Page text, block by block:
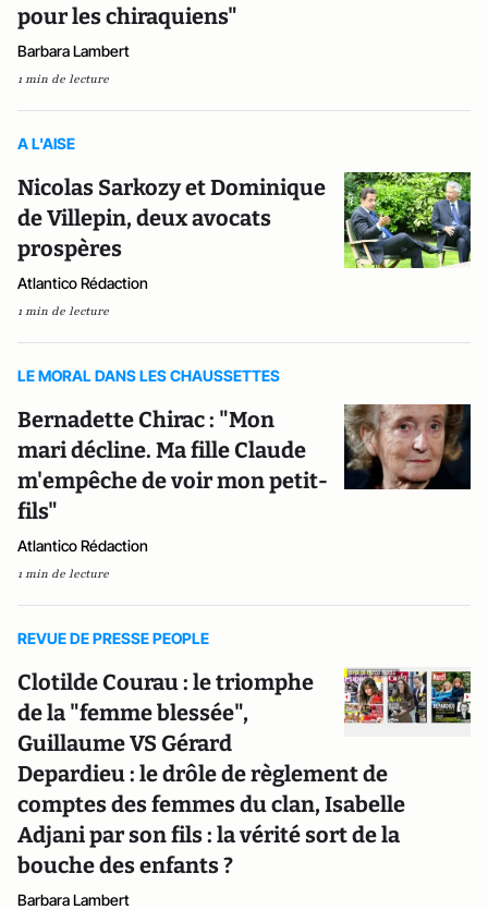
pour les chiraquiens"
Barbara Lambert
1 min de lecture
A L'AISE
Nicolas Sarkozy et Dominique
de Villepin, deux avocats
prospères
Atlantico Rédaction
1 min de lecture
LE MORAL DANS LES CHAUSSETTES
Bernadette Chirac : "Mon
mari décline. Ma fille Claude
m'empêche de voir mon petit-
fils"
Atlantico Rédaction
1 min de lecture
REVUE DE PRESSE PEOPLE
Clotilde Courau : le triomphe
de la "femme blessée",
Guillaume VS Gérard
Depardieu : le drôle de règlement de
comptes des femmes du clan, Isabelle
Adjani par son fils : la vérité sort de la
bouche des enfants ?
Barbara Lambert